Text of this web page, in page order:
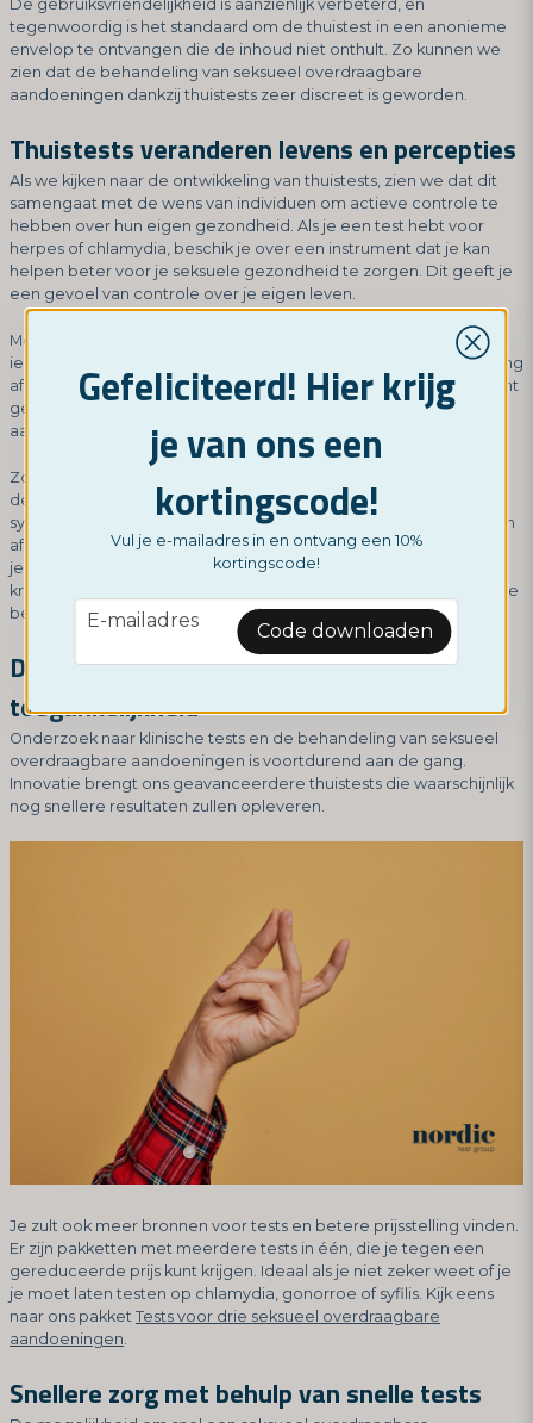
De gebruiksvriendelijkheid is aanzienlijk verbeterd, en
tegenwoordig is het standaard om de thuistest in een anonieme
envelop te ontvangen die de inhoud niet onthult. Zo kunnen we
zien dat de behandeling van seksueel overdraagbare
aandoeningen dankzij thuistests zeer discreet is geworden.
Thuistests veranderen levens en percepties
Als we kijken naar de ontwikkeling van thuistests, zien we dat dit
samengaat met de wens van individuen om actieve controle te
hebben over hun eigen gezondheid. Als je een test hebt voor
herpes of chlamydia, beschik je over een instrument dat je kan
helpen beter voor je seksuele gezondheid te zorgen. Dit geeft je
een gevoel van controle over je eigen leven.
Met een grotere toegankelijkheid en prijzen die tests voor
iedereen betaalbaar maken, kunnen we zien dat de stigmatisering
afneemt. Het is niet langer zo moeilijk om je af te vragen of je bent
getroffen door een bepaalde seksueel overdraagbare
aandoening.
Zodra je je hebt laten testen, kan het veel gemakkelijker zijn om
de volgende stap te zetten en actief zorg te zoeken voor
symptomen. Voor veel mensen is het moeilijkste gewoon om zich
af te vragen en zich zorgen te maken. Zodra dat voorbij is, voel je
je veiliger en kun je gericht zoeken naar het soort zorg dat je wilt
krijgen. Tegenwoordig hebben we een breed scala aan mogelijke
behandelingen voor verschillende soorten ziekten.
De toekomst - Innovaties en
toegankelijkheid
Onderzoek naar klinische tests en de behandeling van seksueel
overdraagbare aandoeningen is voortdurend aan de gang.
Innovatie brengt ons geavanceerdere thuistests die waarschijnlijk
nog snellere resultaten zullen opleveren.
Je zult ook meer bronnen voor tests en betere prijsstelling vinden.
Er zijn pakketten met meerdere tests in één, die je tegen een
gereduceerde prijs kunt krijgen. Ideaal als je niet zeker weet of je
je moet laten testen op chlamydia, gonorroe of syfilis. Kijk eens
naar ons pakket Tests voor drie seksueel overdraagbare
aandoeningen.
Snellere zorg met behulp van snelle tests
Gefeliciteerd! Hier krijg
je van ons een
kortingscode!
Vul je e-mailadres in en ontvang een 10%
kortingscode!
email
E-mailadres Code downloaden